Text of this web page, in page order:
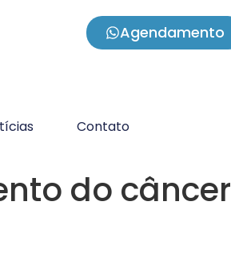
Agendamento
Contato
do câncer